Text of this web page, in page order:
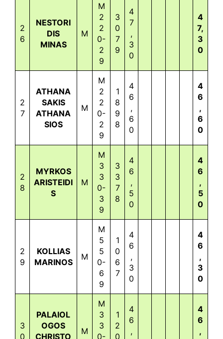
2
6
NESTORI
DIS
MINAS
M
M
2
2
0-
2
9
3
0
7
9
4
7
,
3
0
4
7,
3
0
2
7
ATHANA
SAKIS
ATHANA
SIOS
M
M
2
2
0-
2
9
1
8
9
8
4
6
,
6
0
4
6
,
6
0
2
8
MYRKOS
ARISTEIDI
S
M
M
3
3
0-
3
9
3
3
7
8
4
6
,
5
0
4
6
,
5
0
2
9
KOLLIAS
MARINOS
M
M
5
5
0-
6
9
1
0
6
7
4
6
,
3
0
4
6
,
3
0
3
0
PALAIOL
OGOS
CHRISTO
M
M
3
3
0-
1
2
0
4
6
,
4
6
,